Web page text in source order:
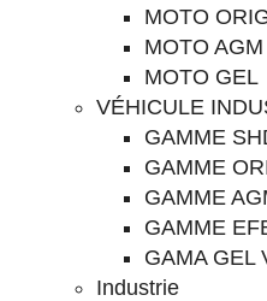
MOTO
MOTO AGM
MOTO GEL
VÉHICULE
GAMME
GAMME
GAMME
GAMME
GAMA GEL
Industrie